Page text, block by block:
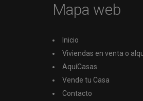
Mapa web
Inicio
Viviendas en venta o
AquíCasas
Vende tu Casa
Contacto